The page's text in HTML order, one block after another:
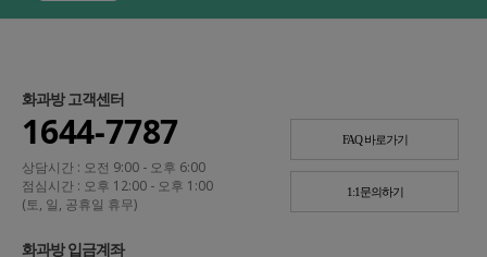
화과방 고객센터
1644-7787
상담시간 : 오전 9:00 - 오후 6:00
점심시간 : 오후 12:00 - 오후 1:00
(토, 일, 공휴일 휴무)
FAQ 바로가기
1:1문의하기
화과방 입금계좌